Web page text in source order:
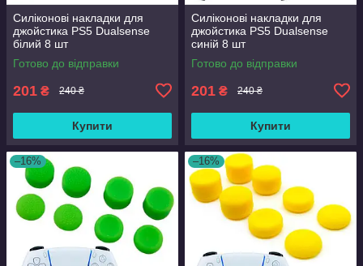
Силіконові накладки для
джойстика PS5 Dualsense
білий 8 шт
Готово до відправки
201 ₴ 240 ₴
Купити
Силіконові накладки для
джойстика PS5 Dualsense
синій 8 шт
Готово до відправки
201 ₴ 240 ₴
Купити
–16% –16%